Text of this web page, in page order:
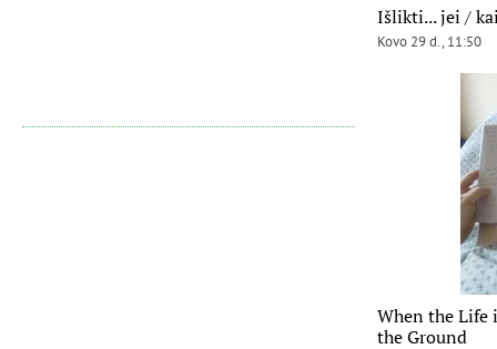
Išlikti... jei /
Kovo 29 d., 11:50
When the Life
the Ground